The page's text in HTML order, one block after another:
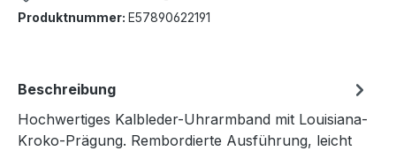
Produktnummer: E57890622191
Beschreibung
Hochwertiges Kalbleder-Uhrarmband mit Louisiana-
Kroko-Prägung. Rembordierte Ausführung, leicht